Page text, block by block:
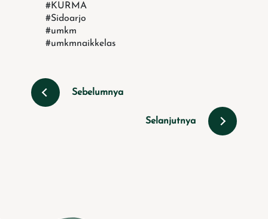
#KURMA
#Sidoarjo
#umkm
#umkmnaikkelas
Sebelumnya
Selanjutnya